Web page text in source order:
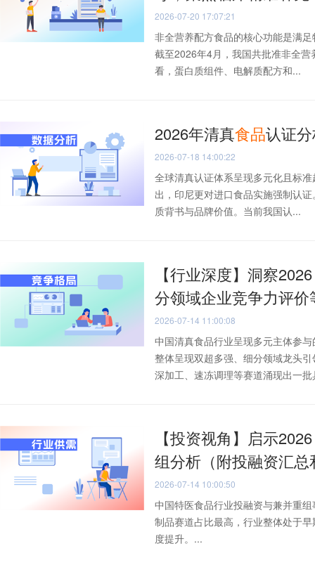
2026-07-20 17:07:21
非全营养配方食品的核心功能是满
截至2026年4月，我国共批准非全
看，蛋白质组件、电解质配方和...
2026年清真食品认证
2026-07-18 14:00:22
全球清真认证体系呈现多元化且标
出，印尼更对进口食品实施强制认
质背书与品牌价值。当前我国认...
【行业深度】洞察
分领域企业竞争力评价
2026-07-14 11:00:08
中国清真食品行业呈现多元主体参
整体呈现双超多强、细分领域龙头
深加工、速冻调理等赛道涌现出一
【投资视角】启示
组分析（附投融资汇
2026-07-14 10:00:50
中国特医食品行业投融资与兼并重
制品赛道占比最高，行业整体处于
度提升。...